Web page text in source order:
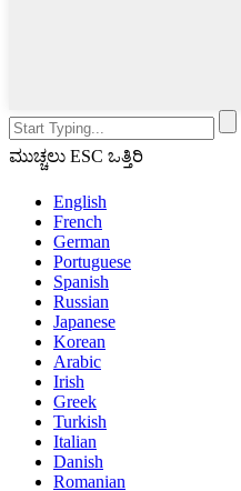
ಮುಚ್ಚಲು ESC ಒತ್ತಿರಿ
English
French
German
Portuguese
Spanish
Russian
Japanese
Korean
Arabic
Irish
Greek
Turkish
Italian
Danish
Romanian